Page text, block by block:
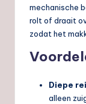
mechanische
rolt of draait
zodat het
Diepe
alleen